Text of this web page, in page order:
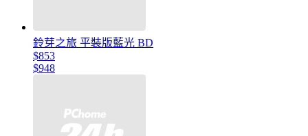
鈴芽之旅 平裝版藍光 BD
$853
$948